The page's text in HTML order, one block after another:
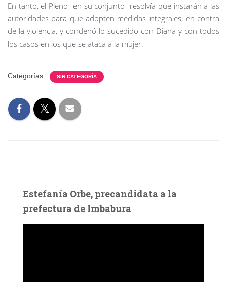
En tanto, el Pleno -en su conjunto- resolvía que instarán a las
autoridades para que adopten medidas integrales, en contra
de la violencia, y condenó lo sucedido con Diana y con todos
los casos en los que se ataca a la mujer.
Categorías: SIN CATEGORÍA
Estefanía Orbe, precandidata a la
prefectura de Imbabura